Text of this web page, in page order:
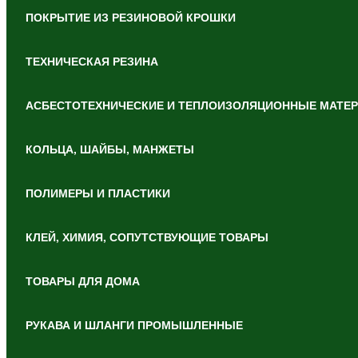
ПОКРЫТИЕ ИЗ РЕЗИНОВОЙ КРОШКИ
ТЕХНИЧЕСКАЯ РЕЗИНА
АСБЕСТОТЕХНИЧЕСКИЕ И ТЕПЛОИЗОЛЯЦИОННЫЕ
КОЛЬЦА, ШАЙБЫ, МАНЖЕТЫ
ПОЛИМЕРЫ И ПЛАСТИКИ
КЛЕЙ, ХИМИЯ, СОПУТСТВУЮЩИЕ ТОВАРЫ
ТОВАРЫ ДЛЯ ДОМА
РУКАВА И ШЛАНГИ ПРОМЫШЛЕННЫЕ